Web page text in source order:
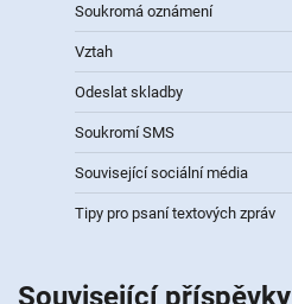
Soukromá oznámení
Vztah
Odeslat skladby
Soukromí SMS
Související sociální média
Tipy pro psaní textových zpráv